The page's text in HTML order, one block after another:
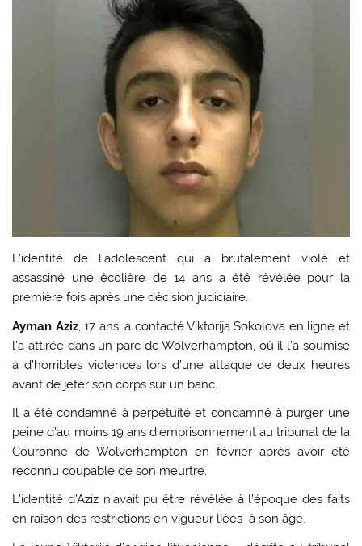
L’identité de l’adolescent qui a brutalement violé et
assassiné une écolière de 14 ans a été révélée pour la
première fois après une décision judiciaire.
Ayman Aziz, 17 ans, a contacté Viktorija Sokolova en ligne et
l’a attirée dans un parc de Wolverhampton, où il l’a soumise
à d’horribles violences lors d’une attaque de deux heures
avant de jeter son corps sur un banc.
Il a été condamné à perpétuité et condamné à purger une
peine d’au moins 19 ans d’emprisonnement au tribunal de la
Couronne de Wolverhampton en février après avoir été
reconnu coupable de son meurtre.
L’identité d’Aziz n’avait pu être révélée à l’époque des faits
en raison des restrictions en vigueur liées à son âge.